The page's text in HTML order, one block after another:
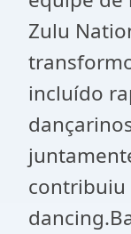
Zulu
incluído
contribuiu